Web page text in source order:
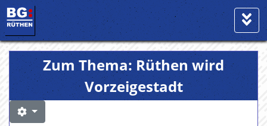
Zum Thema: Rüthen wird
Vorzeigestadt